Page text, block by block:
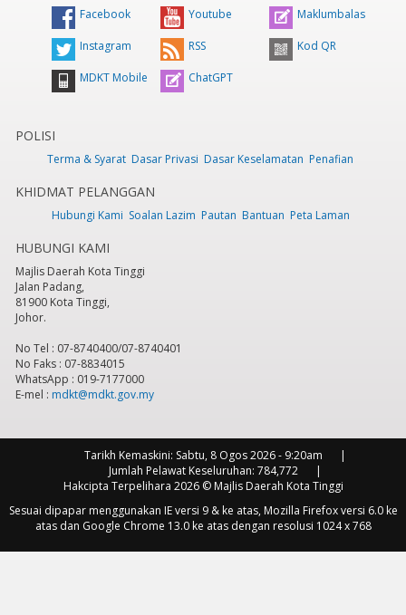
Facebook Youtube Maklumbalas
Instagram RSS Kod QR
MDKT Mobile ChatGPT
POLISI
Terma & Syarat Dasar Privasi Dasar Keselamatan Penafian
KHIDMAT PELANGGAN
Hubungi Kami Soalan Lazim Pautan Bantuan Peta Laman
HUBUNGI KAMI
Majlis Daerah Kota Tinggi
Jalan Padang,
81900 Kota Tinggi,
Johor.
No Tel : 07-8740400/07-8740401
No Faks : 07-8834015
WhatsApp : 019-7177000
E-mel : mdkt@mdkt.gov.my
Tarikh Kemaskini: Sabtu, 8 Ogos 2026 - 9:20am
Jumlah Pelawat Keseluruhan: 784,772
Hakcipta Terpelihara 2026 © Majlis Daerah Kota Tinggi
Sesuai dipapar menggunakan IE versi 9 & ke atas, Mozilla Firefox versi 6.0 ke
atas dan Google Chrome 13.0 ke atas dengan resolusi 1024 x 768